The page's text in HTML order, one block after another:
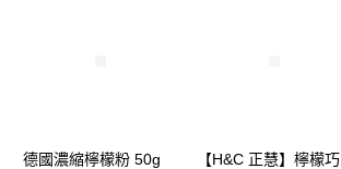
德國濃縮檸檬粉 50g
【H&C 正慧】檸檬巧